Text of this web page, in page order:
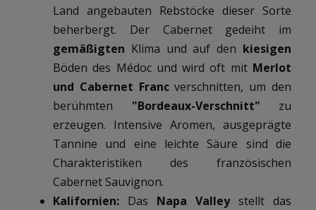
Land angebauten Rebstöcke dieser Sorte
beherbergt. Der Cabernet gedeiht im
gemäßigten Klima und auf den kiesigen
Böden des Médoc und wird oft mit Merlot
und Cabernet Francverschnitten, um den
berühmten "Bordeaux-Verschnitt" zu
erzeugen. Intensive Aromen, ausgeprägte
Tannine und eine leichte Säure sind die
Charakteristiken des französischen
Cabernet Sauvignon.
Kalifornien: Das Napa Valleystellt das